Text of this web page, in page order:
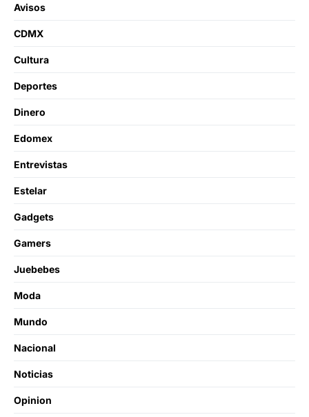
Avisos
CDMX
Cultura
Deportes
Dinero
Edomex
Entrevistas
Estelar
Gadgets
Gamers
Juebebes
Moda
Mundo
Nacional
Noticias
Opinion